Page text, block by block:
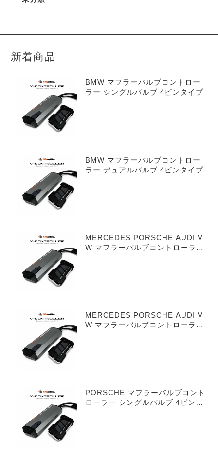
新着商品
BMW マフラーバルブコントロー
ラー シングルバルブ 4ピンタイプ
BMW マフラーバルブコントロー
ラー デュアルバルブ 4ピンタイプ
MERCEDES PORSCHE AUDI V
W マフラーバルブコントローラー
MERCEDES PORSCHE AUDI V
W マフラーバルブコントローラー
PORSCHE マフラーバルブコント
ローラー シングルバルブ 4ピンタ